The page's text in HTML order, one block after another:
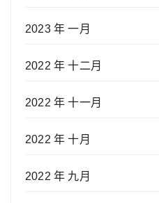
2023 年 一月
2022 年 十二月
2022 年 十一月
2022 年 十月
2022 年 九月